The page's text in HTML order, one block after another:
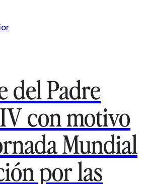
del Padre
con motivo
Mundial
por las